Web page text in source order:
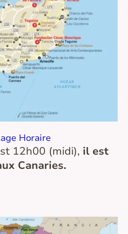
Horaire
12h00 (midi), il est
Canaries.